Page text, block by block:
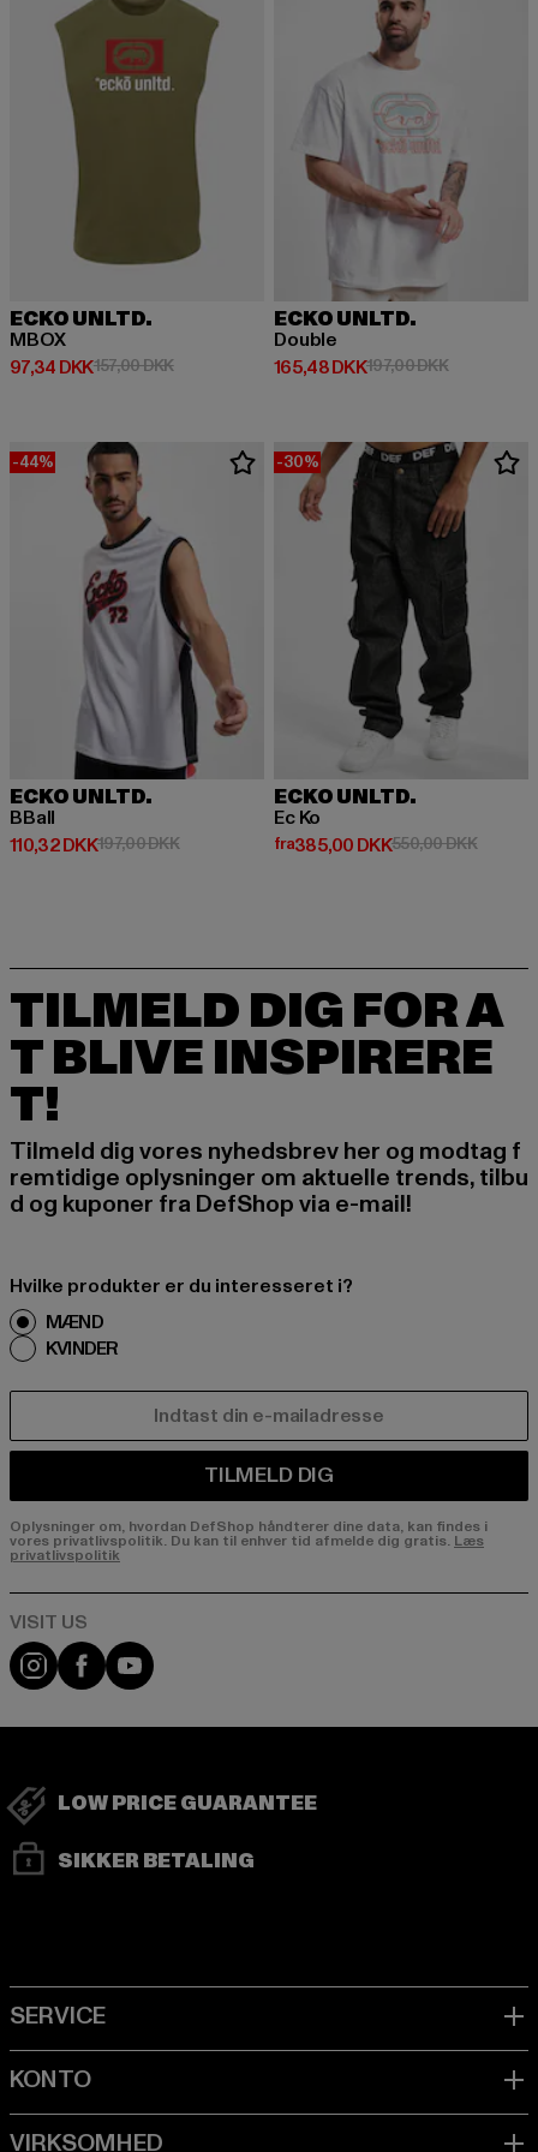
ECKO UNLTD.
MBOX
97,34 DKK
Nuværende pris: 97,34 DKK
157,00 DKKKampagnepris: 157,00 DKK
ECKO UNLTD.
Double
165,48 DKK
Nuværende pris: 165,48 DKK
197,00 DKK
-44%
ECKO UNLTD.
BBall
110,32 DKK
Nuværende pris: 110,32 DKK
197,00 DKKKampagnepris: 197,00 DKK
-30%
ECKO UNLTD.
Ec Ko
fra385,00 DKK
Nuværende pris: Fra 385,00
550,00 DKK
TILMELD DIG FOR A
T BLIVE INSPIRERE
T!
Tilmeld dig vores nyhedsbrev her og modtag f
remtidige oplysninger om aktuelle trends, tilbu
d og kuponer fra DefShop via e-mail!
Hvilke produkter er du interesseret i?
MÆND
KVINDER
TILMELD DIG
Oplysninger om, hvordan DefShop håndterer dine data, kan findes i
vores privatlivspolitik. Du kan til enhver tid afmelde dig gratis. Læs
privatlivspolitik
Visit our Instagram page:
Visit our Facebook page:
Visit our YouTube channel:
LOW PRICE GUARANTEE
SIKKER BETALING